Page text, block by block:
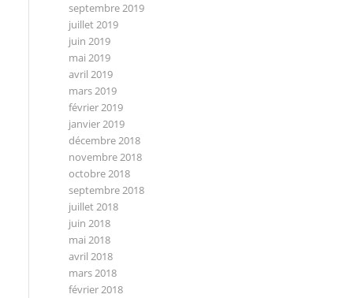
septembre 2019
juillet 2019
juin 2019
mai 2019
avril 2019
mars 2019
février 2019
janvier 2019
décembre 2018
novembre 2018
octobre 2018
septembre 2018
juillet 2018
juin 2018
mai 2018
avril 2018
mars 2018
février 2018